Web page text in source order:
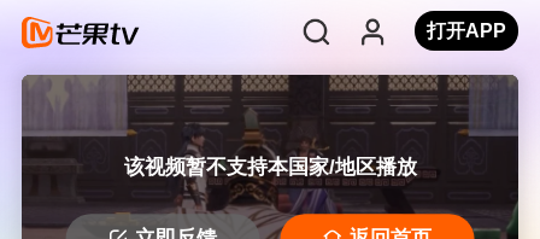
打开APP
该视频暂不支持本国家/地区播放